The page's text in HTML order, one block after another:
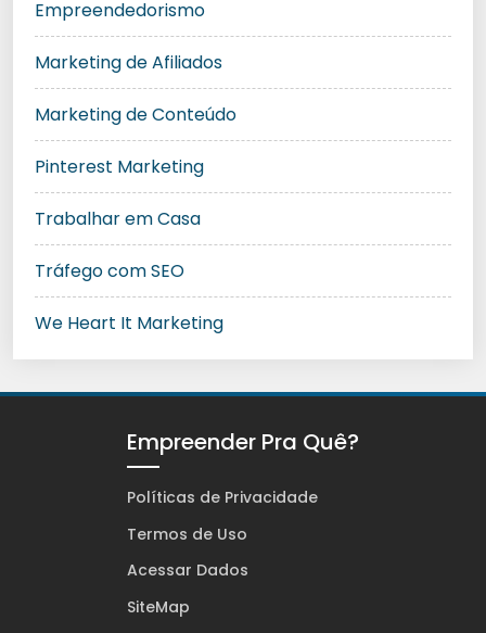
Empreendedorismo
Marketing de Afiliados
Marketing de Conteúdo
Pinterest Marketing
Trabalhar em Casa
Tráfego com SEO
We Heart It Marketing
Empreender Pra Quê?
Políticas de Privacidade
Termos de Uso
Acessar Dados
SiteMap